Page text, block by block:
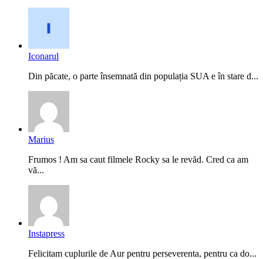
Iconarul
Din păcate, o parte însemnată din populația SUA e în stare d...
Marius
Frumos ! Am sa caut filmele Rocky sa le revăd. Cred ca am
vă...
Instapress
Felicitam cuplurile de Aur pentru perseverenta, pentru ca do...